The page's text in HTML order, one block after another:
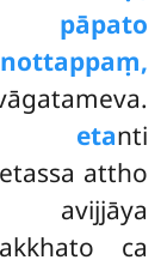
pāpato
etanti
attho
avijjāya
ca